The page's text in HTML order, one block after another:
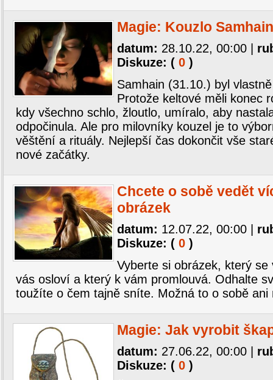
Magie: Kouzlo Samhain
datum: 28.10.22, 00:00
Diskuze: ( 0 )
Samhain (31.10.) byl
Protože keltové měli konec
kdy všechno schlo, žloutlo, umíralo, aby
odpočinula. Ale pro milovníky kouzel je to
věštění a rituály. Nejlepší čas dokončit vše
nové začátky.
Chcete o sobě vedět
obrázek
datum: 12.07.22, 00:00
Diskuze: ( 0 )
Vyberte si obrázek, který
vás osloví a který k vám promlouvá. Odhalte
toužíte o čem tajně sníte. Možná to o sobě ani
Magie: Jak vyrobit
datum: 27.06.22, 00:00
Diskuze: ( 0 )